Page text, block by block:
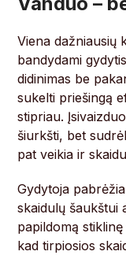
Viena dažniausių
bandydami
didinimas be
sukelti priešingą
stipriau.
šiurkšti, bet
pat veikia ir
Gydytoja
skaidulų šaukštui
papildomą
kad tirpiosios